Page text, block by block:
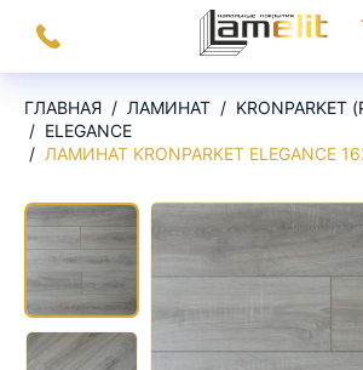
Заказать
звонок
На
ГЛАВНАЯ ЛАМИНАТ
ELEGANCE
ЛАМИНАТ KRONPARKET ELEGANCE